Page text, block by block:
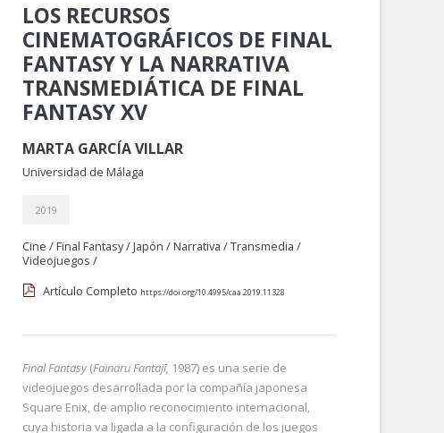
LOS RECURSOS
CINEMATOGRÁFICOS DE FINAL
FANTASY Y LA NARRATIVA
TRANSMEDIÁTICA DE FINAL
FANTASY XV
MARTA GARCÍA VILLAR
Universidad de Málaga
2019
Cine /Final Fantasy/Japón /Narrativa /Transmedia /
Videojuegos /
Artículo Completo https://doi.org/10.4995/caa.2019.11328
Final Fantasy(Fainaru Fantajī, 1987) es una serie de
videojuegos desarrollada por la compañía japonesa
Square Enix, de amplio reconocimiento internacional,
cuya historia va ligada a la configuración de los juegos